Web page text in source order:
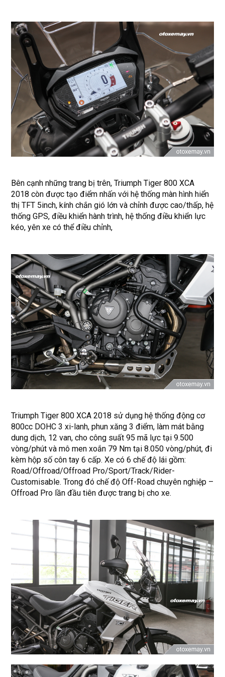
Bên cạnh những trang bị trên, Triumph Tiger 800 XCA
2018 còn được tạo điểm nhấn với hệ thống màn hình hiển
thị TFT 5inch, kính chắn gió lớn và chỉnh được cao/thấp, hệ
thống GPS, điều khiển hành trình, hệ thống điều khiển lực
kéo, yên xe có thể điều chỉnh,
Triumph Tiger 800 XCA 2018 sử dụng hệ thống động cơ
800cc DOHC 3 xi-lanh, phun xăng 3 điểm, làm mát bằng
dung dịch, 12 van, cho công suất 95 mã lực tại 9.500
vòng/phút và mô men xoắn 79 Nm tại 8.050 vòng/phút, đi
kèm hộp số côn tay 6 cấp. Xe có 6 chế độ lái gồm:
Road/Off­road/Offroad Pro/Sport/Track/Rider-
Customisable. Trong đó chế độ Off-Road chuyên nghiệp –
Offroad Pro lần đầu tiên được trang bị cho xe.